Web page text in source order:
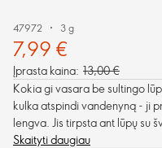
47972 3 g
7,99 €
Įprasta kaina: 13,00 €
Kokia gi vasara be sultingo
kulka atspindi vandenyną - ji
lengva. Jis tirpsta ant lūpų su
Skaityti daugiau